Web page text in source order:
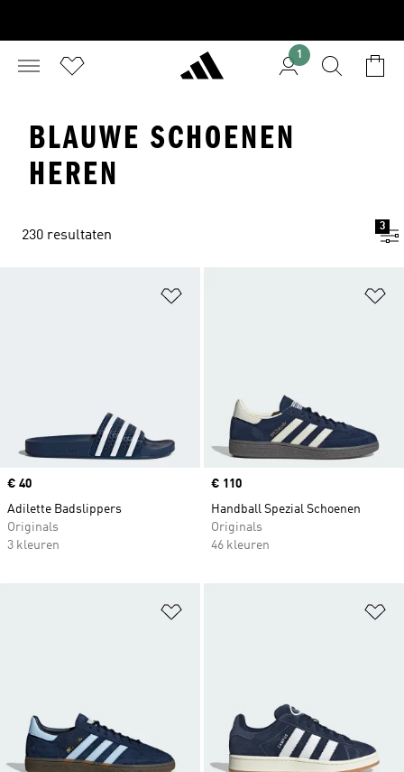
1
BLAUWE SCHOENEN
HEREN
230 resultaten
3
Price
€ 40
Adilette Badslippers
Originals
3 kleuren
Price
€ 110
Handball Spezial Schoenen
Originals
46 kleuren